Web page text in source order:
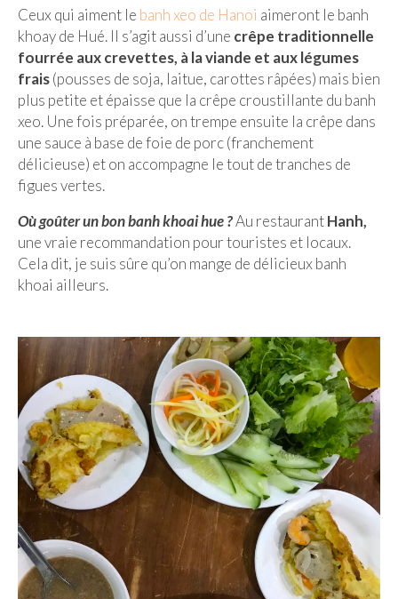
– Hanoi
– Hué & Hoi An
– Quy Nhon
BONNES ADRESSES
BERLIN
Restos asiatiques
Marchés
CHIANG MAI
HANOI
Cafés insolites
Cafés avec vue sur lac
LONDRES
Marchés
Cafés
PARIS
Restos chinois
Ceux qui aiment le banh xeo de Hanoi aimeront le banh
khoay de Hué. Il s’agit aussi d’une crêpe traditionnelle
fourrée aux crevettes, à la viande et aux légumes
frais(pousses de soja, laitue, carottes râpées) mais bien
plus petite et épaisse que la crêpe croustillante du banh
xeo. Une fois préparée, on trempe ensuite la crêpe dans
une sauce à base de foie de porc (franchement
délicieuse) et on accompagne le tout de tranches de
figues vertes.
Où goûter un bon banh khoai hue ?Au restaurantHanh,
une vraie recommandation pour touristes et locaux.
Cela dit, je suis sûre qu’on mange de délicieux banh
khoai ailleurs.